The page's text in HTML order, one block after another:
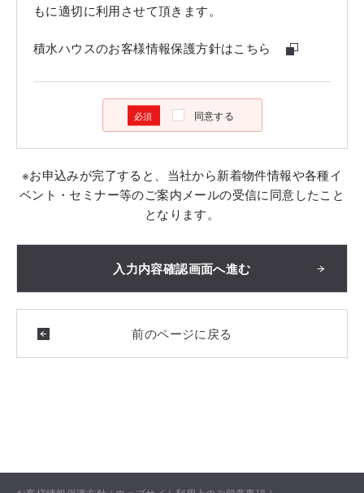
もに適切に利用させて頂きます。
積水ハウスのお客様情報保護方針はこちら
同意する
※お申込みが完了すると、当社から新着物件情報や各種イ
ベント・セミナー等のご案内メールの受信に同意したこと
となります。